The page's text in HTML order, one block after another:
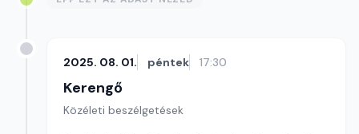
2025. 08. 01. péntek 17:30
Kerengő
Közéleti beszélgetések